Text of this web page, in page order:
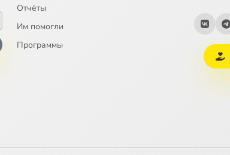
Отчёты
Им помогли
Программы